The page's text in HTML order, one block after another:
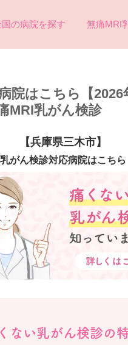
国の病院を探す 無痛MRI
院はこちら【2026
MRI乳がん検診
【兵庫県三木市】
乳がん検診対応病院はこちら
ない乳がん検診の